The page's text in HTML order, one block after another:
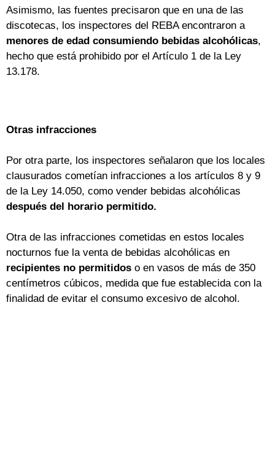
Asimismo, las fuentes precisaron que en una de las
discotecas, los inspectores del REBA encontraron a
menores de edad consumiendo bebidas alcohólicas,
hecho que está prohibido por el Artículo 1 de la Ley
13.178.
Otras infracciones
Por otra parte, los inspectores señalaron que los locales
clausurados cometían infracciones a los artículos 8 y 9
de la Ley 14.050, como vender bebidas alcohólicas
después del horario permitido.
Otra de las infracciones cometidas en estos locales
nocturnos fue la venta de bebidas alcohólicas en
recipientes no permitidos o en vasos de más de 350
centímetros cúbicos, medida que fue establecida con la
finalidad de evitar el consumo excesivo de alcohol.